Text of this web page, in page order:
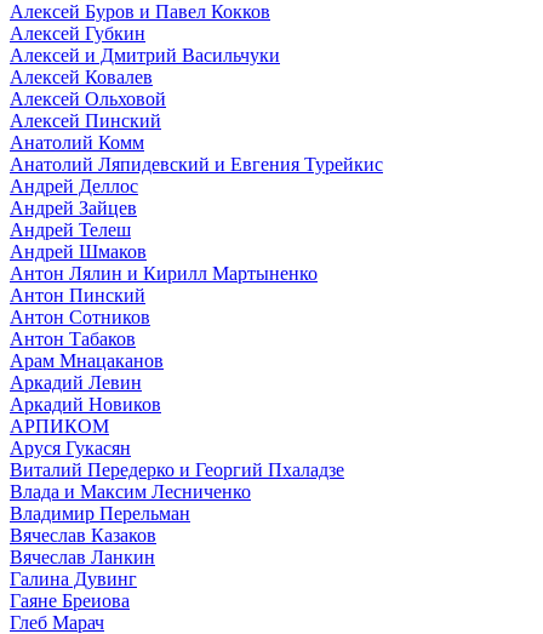
Алексей Буров и Павел Кокков
Алексей Губкин
Алексей и Дмитрий Васильчуки
Алексей Ковалев
Алексей Ольховой
Алексей Пинский
Анатолий Комм
Анатолий Ляпидевский и Евгения Турейкис
Андрей Деллос
Андрей Зайцев
Андрей Телеш
Андрей Шмаков
Антон Лялин и Кирилл Мартыненко
Антон Пинский
Антон Сотников
Антон Табаков
Арам Мнацаканов
Аркадий Левин
Аркадий Новиков
АРПИКОМ
Аруся Гукасян
Виталий Передерко и Георгий Пхаладзе
Влада и Максим Лесниченко
Владимир Перельман
Вячеслав Казаков
Вячеслав Ланкин
Галина Дувинг
Гаяне Бреиова
Глеб Марач